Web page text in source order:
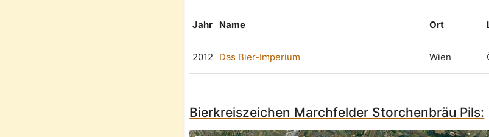
Jahr Name Ort
2012 Das Bier-Imperium Wien
Bierkreiszeichen Marchfelder Storchenbräu Pils: